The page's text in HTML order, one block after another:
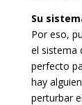
Su
Por eso,
el sistema
perfecto
hay
perturbar